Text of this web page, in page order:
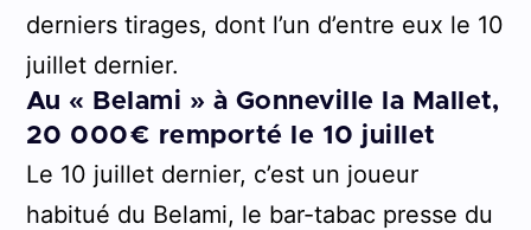
derniers tirages, dont l’un d’entre eux le 10
juillet dernier.
Au « Belami » à Gonneville la Mallet,
20 000€ remporté le 10 juillet
Le 10 juillet dernier, c’est un joueur
habitué du Belami, le bar-tabac presse du